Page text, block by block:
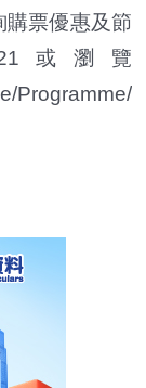
購票優惠及節
或瀏覽
Programme/